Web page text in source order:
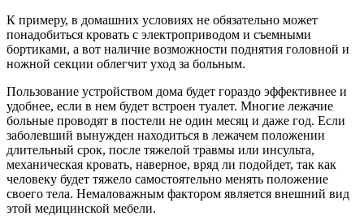
К примеру, в домашних условиях не обязательно может
понадобиться кровать с электроприводом и съемными
бортиками, а вот наличие возможности поднятия головной и
ножной секции облегчит уход за больным.
Пользование устройством дома будет гораздо эффективнее и
удобнее, если в нем будет встроен туалет. Многие лежачие
больные проводят в постели не один месяц и даже год. Если
заболевший вынужден находиться в лежачем положении
длительный срок, после тяжелой травмы или инсульта,
механическая кровать, наверное, вряд ли подойдет, так как
человеку будет тяжело самостоятельно менять положение
своего тела. Немаловажным фактором является внешний вид
этой медицинской мебели.